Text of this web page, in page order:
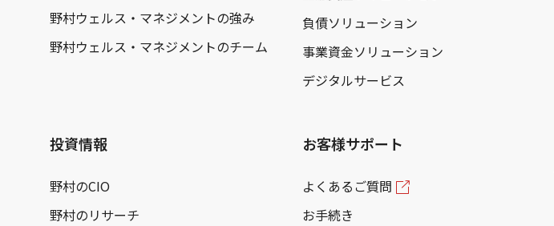
野村ウェルス・マネジメントの強み
野村ウェルス・マネジメントのチーム
負債ソリューション
事業資金ソリューション
デジタルサービス
投資情報
野村のCIO
野村のリサーチ
お客様サポート
よくあるご質問
お手続き